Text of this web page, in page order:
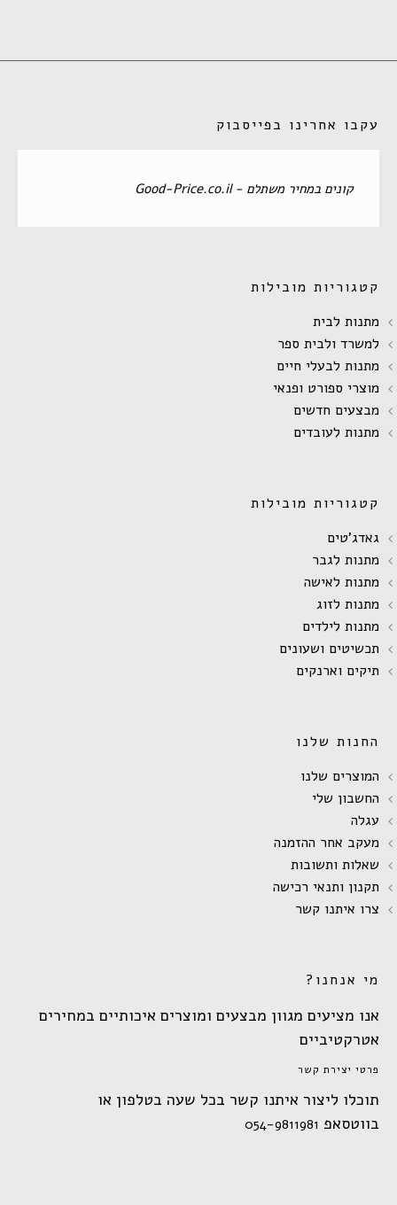
עקבו אחרינו בפייסבוק
‏קונים במחיר משתלם - Good-Price.co.il‏
קטגוריות מובילות
מתנות לבית
למשרד ולבית ספר
מתנות לבעלי חיים
מוצרי ספורט ופנאי
מבצעים חדשים
מתנות לעובדים
קטגוריות מובילות
גאדג'טים
מתנות לגבר
מתנות לאישה
מתנות לזוג
מתנות לילדים
תכשיטים ושעונים
תיקים וארנקים
החנות שלנו
המוצרים שלנו
החשבון שלי
עגלה
מעקב אחר ההזמנה
שאלות ותשובות
תקנון ותנאי רכישה
צרו איתנו קשר
מי אנחנו?
אנו מציעים מגוון מבצעים ומוצרים איכותיים במחירים
אטרקטיביים
פרטי יצירת קשר
תוכלו ליצור איתנו קשר בכל שעה בטלפון או
בווטסאפ 054-9811981